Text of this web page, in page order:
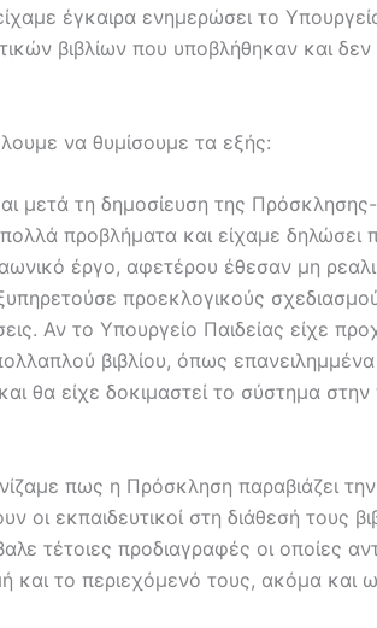
έγκαιρα ενημερώσει το
βιβλίων που υποβλήθηκαν και
να θυμίσουμε τα εξής:
μετά τη δημοσίευση της
προβλήματα και είχαμε δηλώσει
έργο, αφετέρου έθεσαν μη
προεκλογικούς
Αν το Υπουργείο Παιδείας είχε
βιβλίου, όπως
θα είχε δοκιμαστεί το σύστημα
πως η Πρόσκληση παραβιάζει
οι εκπαιδευτικοί στη διάθεσή τους
τέτοιες προδιαγραφές οι οποίες
και το περιεχόμενό τους, ακόμα και